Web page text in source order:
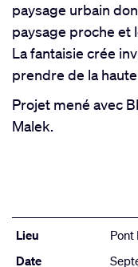
paysage urbain
paysage proche et
La fantaisie crée
prendre de la
Projet mené avec
Malek.
Lieu
Pont
Date